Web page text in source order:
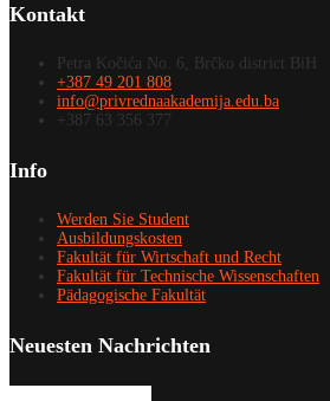
Kontakt
Petra Kočića No. 6, Brčko district BiH
+387 49 201 808
info@privrednaakademija.edu.ba
+387 63 356 377
Info
Werden Sie Student
Ausbildungskosten
Fakultät für Wirtschaft und Recht
Fakultät für Technische Wissenschaften
Pädagogische Fakultät
Neuesten Nachrichten